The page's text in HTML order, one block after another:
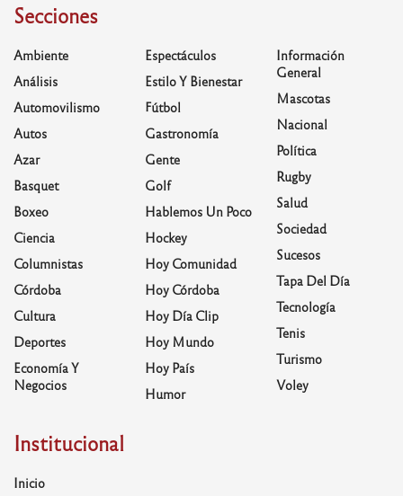
Secciones
Ambiente
Análisis
Automovilismo
Autos
Azar
Basquet
Boxeo
Ciencia
Columnistas
Córdoba
Cultura
Deportes
Economía Y
Negocios
Espectáculos
Estilo Y Bienestar
Fútbol
Gastronomía
Gente
Golf
Hablemos Un Poco
Hockey
Hoy Comunidad
Hoy Córdoba
Hoy Día Clip
Hoy Mundo
Hoy País
Humor
Información
General
Mascotas
Nacional
Política
Rugby
Salud
Sociedad
Sucesos
Tapa Del Día
Tecnología
Tenis
Turismo
Voley
Institucional
Inicio